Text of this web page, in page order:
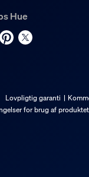
Hue
Lovpligtig garanti
for brug af produktet